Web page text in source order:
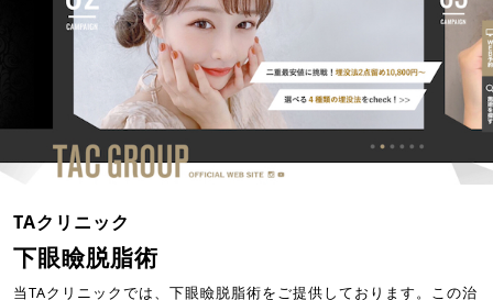
TAクリニック
下眼瞼脱脂術
当TAクリニックでは、下眼瞼脱脂術をご提供しております。この治